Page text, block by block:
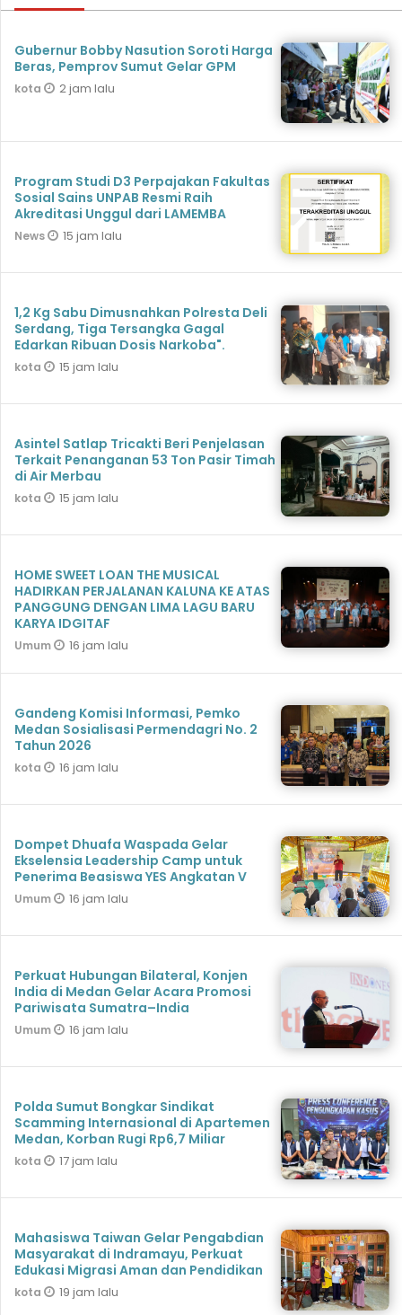
Gubernur Bobby Nasution Soroti Harga
Beras, Pemprov Sumut Gelar GPM
kota 2 jam lalu
Program Studi D3 Perpajakan Fakultas
Sosial Sains UNPAB Resmi Raih
Akreditasi Unggul dari LAMEMBA
News 15 jam lalu
1,2 Kg Sabu Dimusnahkan Polresta Deli
Serdang, Tiga Tersangka Gagal
Edarkan Ribuan Dosis Narkoba".
kota 15 jam lalu
Asintel Satlap Tricakti Beri Penjelasan
Terkait Penanganan 53 Ton Pasir Timah
di Air Merbau
kota 15 jam lalu
HOME SWEET LOAN THE MUSICAL
HADIRKAN PERJALANAN KALUNA KE ATAS
PANGGUNG DENGAN LIMA LAGU BARU
KARYA IDGITAF
Umum 16 jam lalu
Gandeng Komisi Informasi, Pemko
Medan Sosialisasi Permendagri No. 2
Tahun 2026
kota 16 jam lalu
Dompet Dhuafa Waspada Gelar
Ekselensia Leadership Camp untuk
Penerima Beasiswa YES Angkatan V
Umum 16 jam lalu
Perkuat Hubungan Bilateral, Konjen
India di Medan Gelar Acara Promosi
Pariwisata Sumatra–India
Umum 16 jam lalu
Polda Sumut Bongkar Sindikat
Scamming Internasional di Apartemen
Medan, Korban Rugi Rp6,7 Miliar
kota 17 jam lalu
Mahasiswa Taiwan Gelar Pengabdian
Masyarakat di Indramayu, Perkuat
Edukasi Migrasi Aman dan Pendidikan
kota 19 jam lalu